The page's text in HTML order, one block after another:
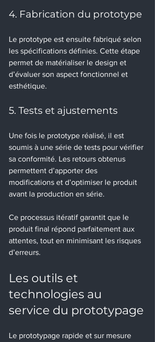
4. Fabrication du prototype
Le prototype est ensuite fabriqué selon
les spécifications définies. Cette étape
permet de matérialiser le design et
d’évaluer son aspect fonctionnel et
esthétique.
5. Tests et ajustements
Une fois le prototype réalisé, il est
soumis à une série de tests pour vérifier
sa conformité. Les retours obtenus
permettent d’apporter des
modifications et d’optimiser le produit
avant la production en série.
Ce processus itératif garantit que le
produit final répond parfaitement aux
attentes, tout en minimisant les risques
d’erreurs.
Les outils et
technologies au
service du prototypage
Le prototypage rapide et sur mesure